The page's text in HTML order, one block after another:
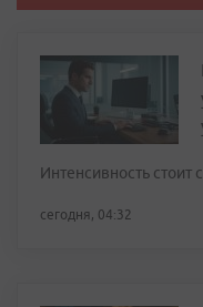
Интенсивность стоит
сегодня, 04:32